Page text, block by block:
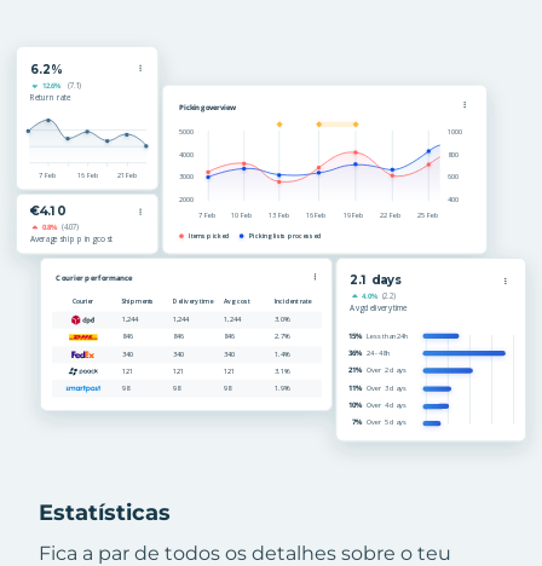
Estatísticas
Fica a par de todos os detalhes sobre o teu